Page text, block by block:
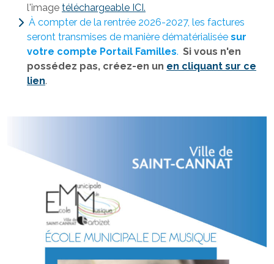
l'image téléchargeable ICI.
À compter de la rentrée 2026-2027, les factures
seront transmises de manière dématérialisée sur
votre compte Portail Familles. Si vous n'en
possédez pas, créez-en un en cliquant sur ce
lien.